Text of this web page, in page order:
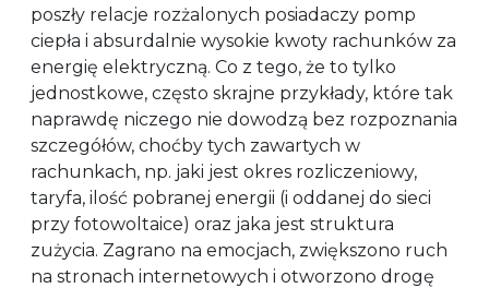
poszły relacje rozżalonych posiadaczy pomp
ciepła i absurdalnie wysokie kwoty rachunków za
energię elektryczną. Co z tego, że to tylko
jednostkowe, często skrajne przykłady, które tak
naprawdę niczego nie dowodzą bez rozpoznania
szczegółów, choćby tych zawartych w
rachunkach, np. jaki jest okres rozliczeniowy,
taryfa, ilość pobranej energii (i oddanej do sieci
przy fotowoltaice) oraz jaka jest struktura
zużycia. Zagrano na emocjach, zwiększono ruch
na stronach internetowych i otworzono drogę